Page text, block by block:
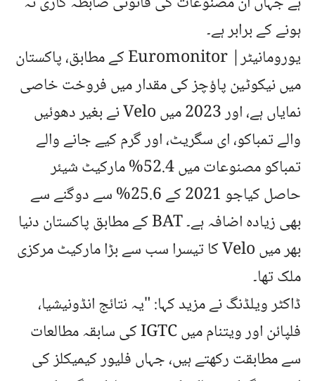
ہونے کے برابر ہے۔
یورومانیٹر| Euromonitor کے مطابق
، پاکستان
میں نیکوٹین پاؤچز کی مقدار میں فروخت خاصی
نمایاں ہے، اور 2023 میں Velo نے بغیر دھوئیں
والے تمباکو، ای سگریٹ، اور گرم کیے جانے والے
تمباکو مصنوعات میں 52.4% مارکیٹ شیئر
حاصل کیاجو 2021 کے 25.6% سے دوگنے سے
بھی زیادہ اضافہ ہے۔ BAT کے مطابق پاکستان دنیا
بھر میں Velo کا تیسرا سب سے بڑا مارکیٹ مرکزی
ملک تھا۔
ڈاکٹر ویلڈنگ نے مزید کہا: "یہ نتائج انڈونیشیا،
فلپائن اور ویتنام میں IGTC کی سابقہ مطالعات
سے مطابقت رکھتے ہیں، جہاں فلیور کیمیکلز کی